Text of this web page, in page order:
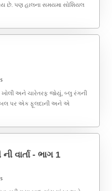
છે. પણ હાલના સમયમા સોશિયલ
...
અને ચારેતરફ જોયું, બ્લુ રંગની
ટેબલ પર એક ફૂલદાની અને એ
વાર્તા - ભાગ 1